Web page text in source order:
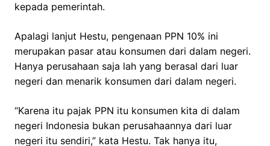
kepada pemerintah.
Apalagi lanjut Hestu, pengenaan PPN 10% ini
merupakan pasar atau konsumen dari dalam negeri.
Hanya perusahaan saja lah yang berasal dari luar
negeri dan menarik konsumen dari dalam negeri.
“Karena itu pajak PPN itu konsumen kita di dalam
negeri Indonesia bukan perusahaannya dari luar
negeri itu sendiri,” kata Hestu. Tak hanya itu,